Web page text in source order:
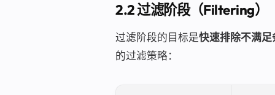
2.2 过滤阶段（Filtering）
过滤阶段的目标是快速排除不满
的过滤策略：